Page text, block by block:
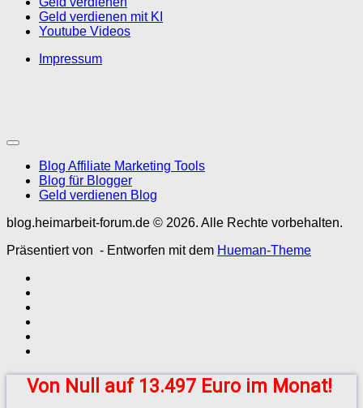
Geld verdienen mit KI
Youtube Videos
Impressum
Blog Affiliate Marketing Tools
Blog für Blogger
Geld verdienen Blog
blog.heimarbeit-forum.de © 2026. Alle Rechte vorbehalten.
Präsentiert von - Entworfen mit dem Hueman-Theme
Von Null auf 13.497 Euro im Monat!